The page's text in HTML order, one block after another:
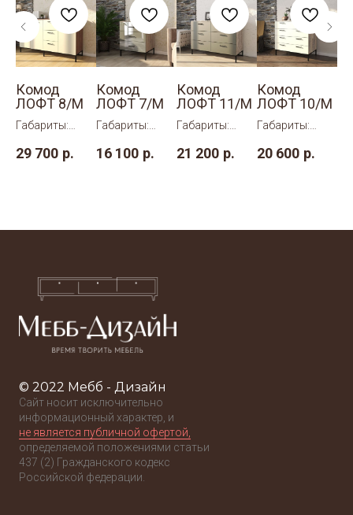
Комод
ЛОФТ 8/М
Габариты:
1600х830х500
29 700 р.
Комод
ЛОФТ 7/М
Габариты:
600х697х500
16 100 р.
Комод
ЛОФТ 11/М
Габариты:
1200х830х500
21 200 р.
Комод
ЛОФТ 10/М
Габариты:
900х860х500
20 600 р.
© 2022 Мебб - Дизайн
Сайт носит исключительно
информационный характер, и
не является публичной офертой,
определяемой положениями статьи
437 (2) Гражданского кодекс
Российской федерации.